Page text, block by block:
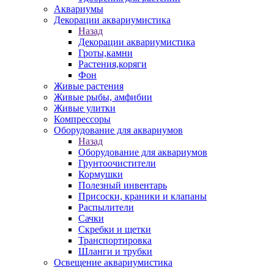
Аквариумы
Декорации аквариумистика
Назад
Декорации аквариумистика
Гроты,камни
Растения,коряги
Фон
Живые растения
Живые рыбы, амфибии
Живые улитки
Компрессоры
Оборудование для аквариумов
Назад
Оборудование для аквариумов
Грунтоочистители
Кормушки
Полезный инвентарь
Присоски, краники и клапаны
Распылители
Сачки
Скребки и щетки
Транспортировка
Шланги и трубки
Освещение аквариумистика